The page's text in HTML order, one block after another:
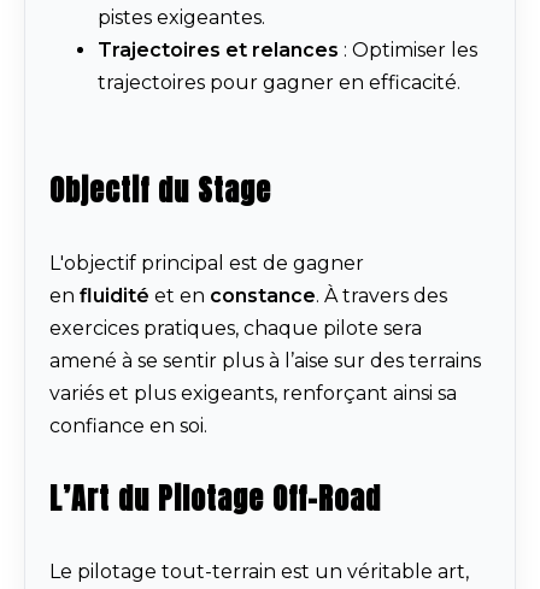
pistes exigeantes.
Trajectoires et relances : Optimiser les
trajectoires pour gagner en efficacité.
Objectif du Stage
L'objectif principal est de gagner
en fluidité et en constance. À travers des
exercices pratiques, chaque pilote sera
amené à se sentir plus à l’aise sur des terrains
variés et plus exigeants, renforçant ainsi sa
confiance en soi.
L’Art du Pilotage Off-Road
Le pilotage tout-terrain est un véritable art,